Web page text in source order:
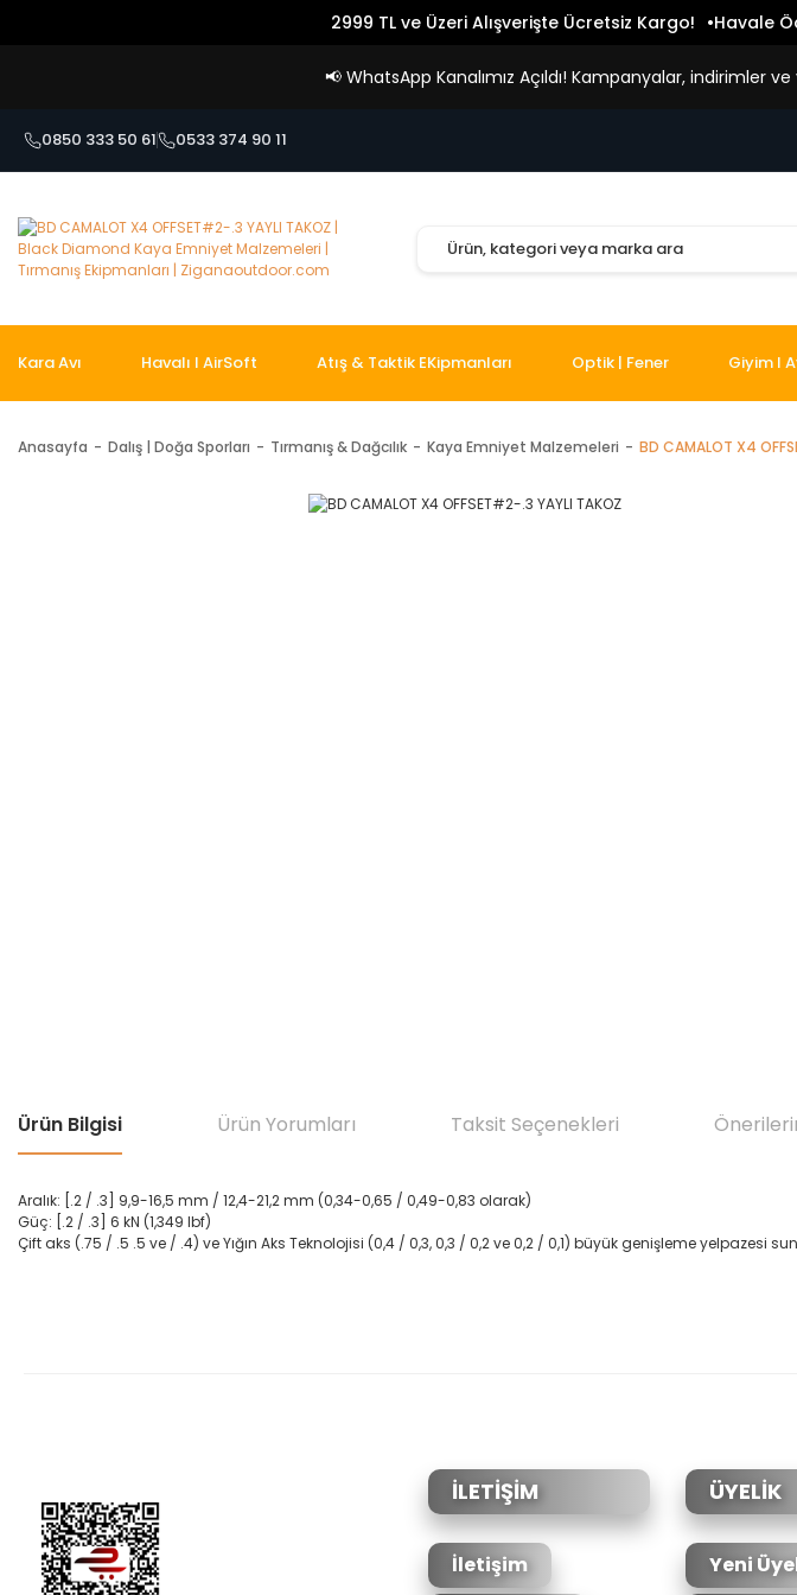
2999 TL ve Üzeri Alışverişte Ücretsiz Kargo! Havale
📢 WhatsApp Kanalımız Açıldı! Kampanyalar, indirimler
0850 333 50 61 0533 374 90 11
Kara Avı Havalı I AirSoft Atış & Taktik EKipmanları Optik | Fener Giyim I
Anasayfa Dalış | Doğa Sporları Tırmanış & Dağcılık Kaya Emniyet Malzemeleri BD CAMALOT X4
Ürün Bilgisi Ürün Yorumları Taksit Seçenekleri
Aralık: .2 / .3 9,9-16,5 mm / 12,4-21,2mm (0,34-0,65 / 0,49-0,83 olarak)
Güç: .2 / .3 6 kN (1,349 lbf)
Çiftaks (.75 / .5 .5 ve / .4) veYığın Aks Teknolojisi (0,4 / 0,3,0,3 / 0,2ve0,2 / 0,1) büyükgenişlemeyelpazesi
Ürün fiyatı diğer sitelerden daha pahalı.
Bu ürüne benzer farklı alternatifler olmalı.
İLETİŞİM
İletişim
ÜYELİK
Yeni